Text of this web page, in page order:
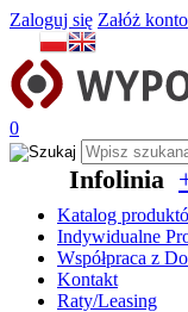
Zaloguj się Załóż konto
0
Infolinia
Katalog
Indywidualne
Współpraca z
Kontakt
Raty/Leasing